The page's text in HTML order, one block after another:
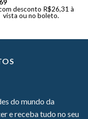
desconto R$26,31 à
vista ou no boleto.
do mundo da
e receba tudo no seu